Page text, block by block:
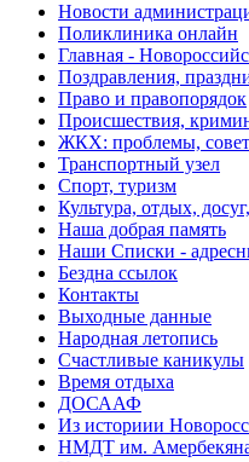
Новости
Поликлиника онлайн
Главная -
Поздравления,
Право и правопорядок
Происшествия,
ЖКХ: проблемы,
Транспортный узел
Спорт, туризм
Культура, отдых,
Наша добрая память
Наши Списки -
Бездна ссылок
Контакты
Выходные данные
Народная летопись
Счастливые каникулы
Время отдыха
ДОСААФ
Из историии
НМДТ им.